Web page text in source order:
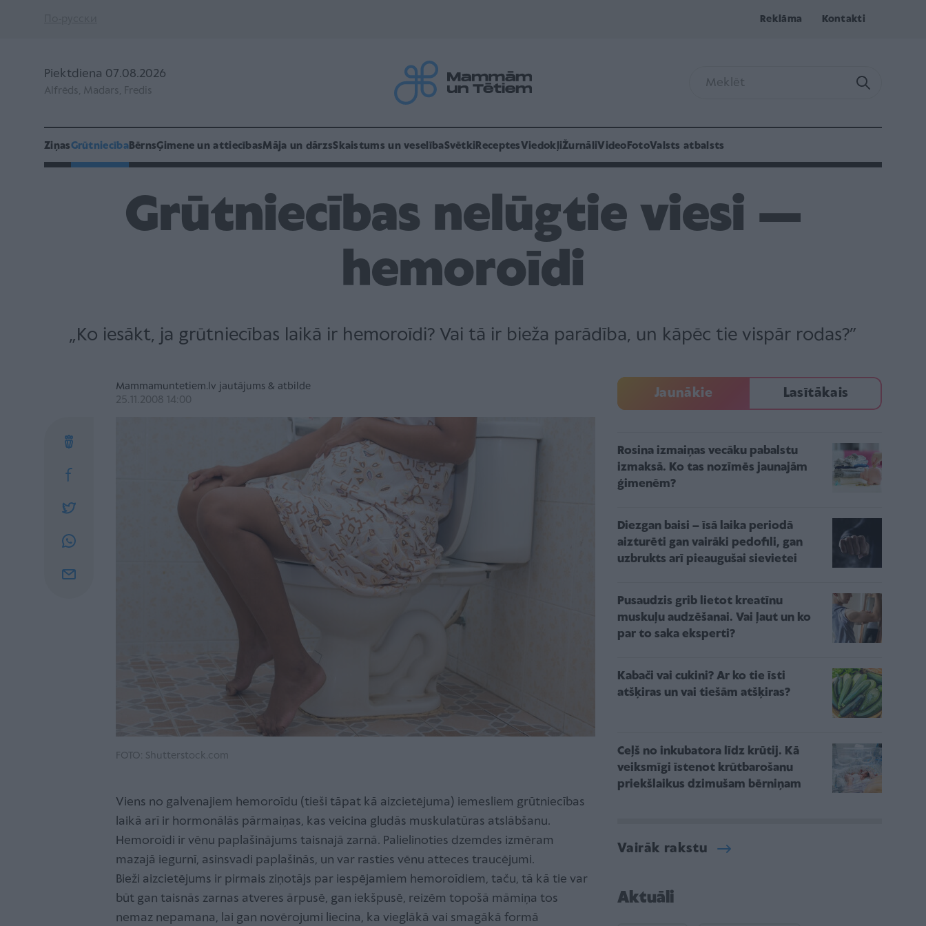
Reklāma Kontakti
Piektdiena 07.08.2026
Alfrēds, Madars, Fredis
ZiņasGrūtniecībaBērnsĢimene un attiecībasMāja un dārzsSkaistums un veselībaSvētki ReceptesViedokļiŽurnāliVideo FotoValsts atbalsts
Grūtniecības nelūgtie viesi —
hemoroīdi
„Ko iesākt, ja grūtniecības laikā ir hemoroīdi? Vai tā ir bieža parādība, un kāpēc tie vispār rodas?”
Mammamuntetiem.lv jautājums & atbilde
25.11.2008 14:00
FOTO: Shutterstock.com
Viens no galvenajiem hemoroīdu (tieši tāpat kā aizcietējuma) iemesliem grūtniecības
laikā arī ir hormonālās pārmaiņas, kas veicina gludās muskulatūras atslābšanu.
Hemoroīdi ir vēnu paplašinājums taisnajā zarnā. Palielinoties dzemdes izmēram
mazajā iegurnī, asinsvadi paplašinās, un var rasties vēnu atteces traucējumi.
Bieži aizcietējums ir pirmais ziņotājs par iespējamiem hemoroīdiem, taču, tā kā tie var
būt gan taisnās zarnas atveres ārpusē, gan iekšpusē, reizēm topošā māmiņa tos
nemaz nepamana, lai gan novērojumi liecina, ka vieglākā vai smagākā formā
Jaunākie Lasītākais
Rosina izmaiņas vecāku pabalstu
izmaksā. Ko tas nozīmēs jaunajām
ģimenēm?
Diezgan baisi – īsā laika periodā
aizturēti gan vairāki pedofili, gan
uzbrukts arī pieaugušai sievietei
Pusaudzis grib lietot kreatīnu
muskuļu audzēšanai. Vai ļaut un ko
par to saka eksperti?
Kabači vai cukini? Ar ko tie īsti
atšķiras un vai tiešām atšķiras?
Ceļš no inkubatora līdz krūtij. Kā
veiksmīgi īstenot krūtbarošanu
priekšlaikus dzimušam bērniņam
Vairāk rakstu
Aktuāli